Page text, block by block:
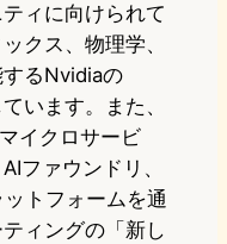
ィに向けられて
クス、物理学、
るNvidiaの
います。また、
イクロサービ
ファウンドリ、
トフォームを通
ィングの「新し